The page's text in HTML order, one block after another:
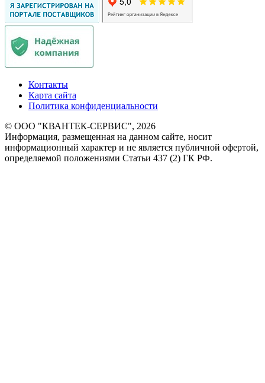
Контакты
Карта сайта
Политика конфиденциальности
© ООО "КВАНТЕК-СЕРВИС", 2026
Информация, размещенная на данном сайте, носит
информационный характер и не является публичной офертой,
определяемой положениями Статьи 437 (2) ГК РФ.